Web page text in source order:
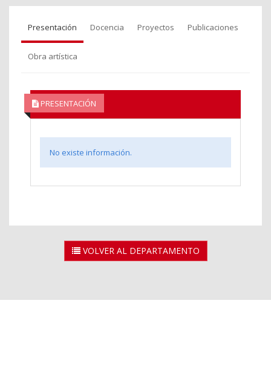
Presentación Docencia Proyectos Publicaciones
Obra artística
PRESENTACIÓN
No existe información.
VOLVER AL DEPARTAMENTO